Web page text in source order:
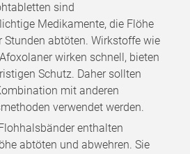
sind
Medikamente, die Flöhe
Stunden abtöten. Wirkstoffe wie
wirken schnell, bieten
Schutz. Daher sollten
mit anderen
verwendet werden.
enthalten
abtöten und abwehren. Sie